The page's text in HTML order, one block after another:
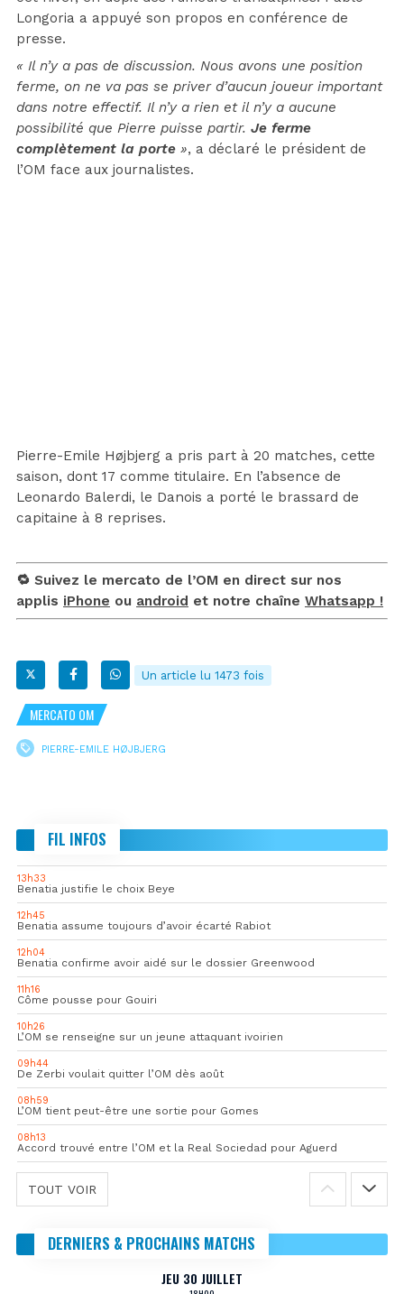
Longoria a appuyé son propos en conférence de
presse.
« Il n’y a pas de discussion. Nous avons une position
ferme, on ne va pas se priver d’aucun joueur important
dans notre effectif. Il n’y a rien et il n’y a aucune
possibilité que Pierre puisse partir. Je ferme
complètement la porte », a déclaré le président de
l’OM face aux journalistes.
Pierre-Emile Højbjerg a pris part à 20 matches, cette
saison, dont 17 comme titulaire. En l’absence de
Leonardo Balerdi, le Danois a porté le brassard de
capitaine à 8 reprises.
🔁 Suivez le mercato de l’OM en direct sur nos
applis iPhone ou android et notre chaîne Whatsapp !
Un article lu 1473 fois
MERCATO OM
PIERRE-EMILE HØJBJERG
FIL INFOS
13h33
Benatia justifie le choix Beye
12h45
Benatia assume toujours d’avoir écarté Rabiot
12h04
Benatia confirme avoir aidé sur le dossier Greenwood
11h16
Côme pousse pour Gouiri
10h26
L’OM se renseigne sur un jeune attaquant ivoirien
09h44
De Zerbi voulait quitter l’OM dès août
08h59
L’OM tient peut-être une sortie pour Gomes
08h13
Accord trouvé entre l’OM et la Real Sociedad pour Aguerd
TOUT VOIR
DERNIERS & PROCHAINS MATCHS
JEU 30 JUILLET